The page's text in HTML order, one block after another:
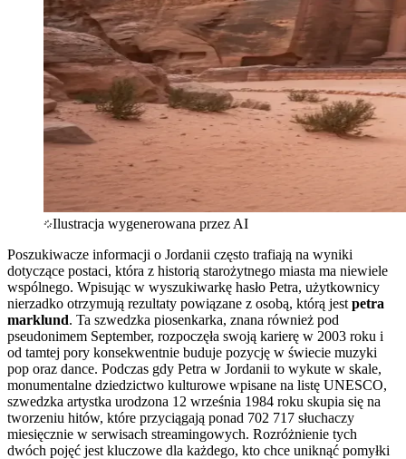
Ilustracja wygenerowana przez AI
Poszukiwacze informacji o Jordanii często trafiają na wyniki
dotyczące postaci, która z historią starożytnego miasta ma niewiele
wspólnego. Wpisując w wyszukiwarkę hasło Petra, użytkownicy
nierzadko otrzymują rezultaty powiązane z osobą, którą jest petra
marklund. Ta szwedzka piosenkarka, znana również pod
pseudonimem September, rozpoczęła swoją karierę w 2003 roku i
od tamtej pory konsekwentnie buduje pozycję w świecie muzyki
pop oraz dance. Podczas gdy Petra w Jordanii to wykute w skale,
monumentalne dziedzictwo kulturowe wpisane na listę UNESCO,
szwedzka artystka urodzona 12 września 1984 roku skupia się na
tworzeniu hitów, które przyciągają ponad 702 717 słuchaczy
miesięcznie w serwisach streamingowych. Rozróżnienie tych
dwóch pojęć jest kluczowe dla każdego, kto chce uniknąć pomyłki